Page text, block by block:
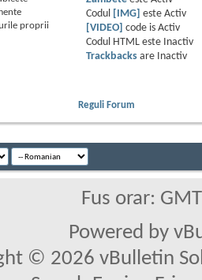
proprii
Codul
[IMG] este Activ
[VIDEO] code is Activ
Codul HTML este
Inactiv
Trackbacksare
Inactiv
Reguli Forum
Fus orar:
Powered by
© 2026 vBulletin